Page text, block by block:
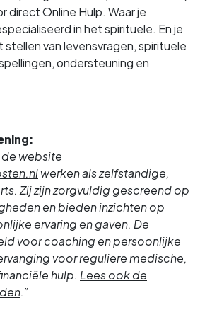
direct Online Hulp. Waar je
in het spirituele. En je
van levensvragen, spirituele
ondersteuning en
website
werken als zelfstandige,
Zij zijn zorgvuldig gescreend op
en bieden inzichten op
ervaring en gaven. De
voor coaching en persoonlijke
voor reguliere medische,
hulp. Lees ook de
.”